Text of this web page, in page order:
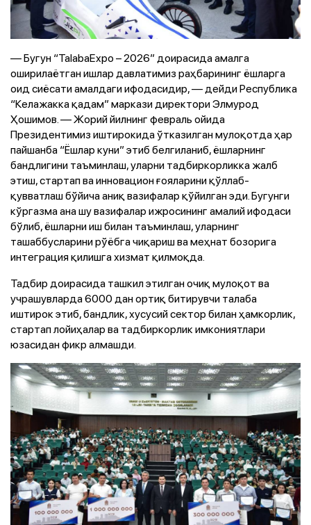
— Бугун “TalabaЕxpo – 2026” доирасида амалга
оширилаётган ишлар давлатимиз раҳбарининг ёшларга
оид сиёсати амалдаги ифодасидир, — дейди Республика
“Келажакка қадам” маркази директори Элмурод
Ҳошимов. — Жорий йилнинг февраль ойида
Президентимиз иштирокида ўтказилган мулоқотда ҳар
пайшанба “Ёшлар куни” этиб белгиланиб, ёшларнинг
бандлигини таъминлаш, уларни тадбиркорликка жалб
этиш, стартап ва инновацион ғояларини қўллаб-
қувватлаш бўйича аниқ вазифалар қўйилган эди. Бугунги
кўргазма ана шу вазифалар ижросининг амалий ифодаси
бўлиб, ёшларни иш билан таъминлаш, уларнинг
ташаббусларини рўёбга чиқариш ва меҳнат бозорига
интеграция қилишга хизмат қилмоқда.
Тадбир доирасида ташкил этилган очиқ мулоқот ва
учрашувларда 6000 дан ортиқ битирувчи талаба
иштирок этиб, бандлик, хусусий сектор билан ҳамкорлик,
стартап лойиҳалар ва тадбиркорлик имкониятлари
юзасидан фикр алмашди.